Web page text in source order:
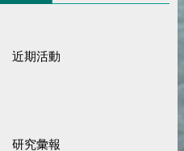
近期活動
研究彙報